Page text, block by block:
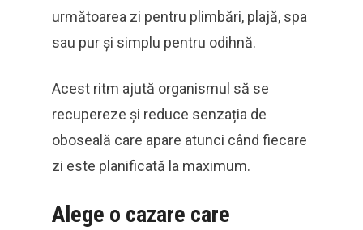
următoarea zi pentru plimbări, plajă, spa
sau pur și simplu pentru odihnă.
Acest ritm ajută organismul să se
recupereze și reduce senzația de
oboseală care apare atunci când fiecare
zi este planificată la maximum.
Alege o cazare care